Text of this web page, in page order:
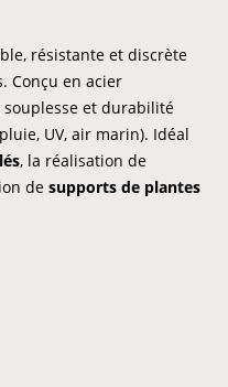
résistante et discrète
Conçu en acier
et durabilité
UV, air marin). Idéal
, la réalisation de
de supports de plantes